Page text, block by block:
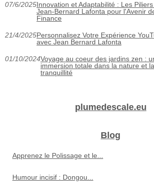
07/6/2025Innovation et Adaptabilité : Les
Jean-Bernard Lafonta pour l'Avenir
Finance
21/4/2025Personnalisez Votre Expérience
avec Jean Bernard Lafonta
01/10/2024Voyage au coeur des jardins zen :
immersion totale dans la nature et la
tranquillité
plumedescale.eu
Blog
Apprenez le Polissage et le...
Humour incisif : Dongou...